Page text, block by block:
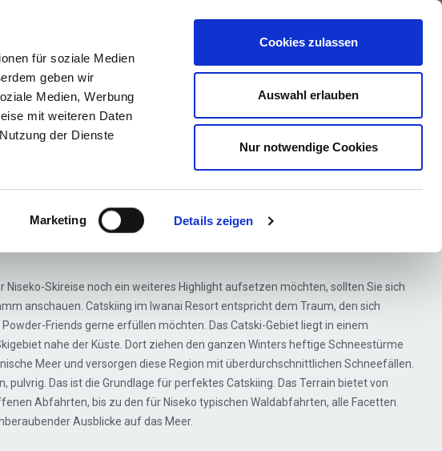
für soziale Medien
geben wir
Medien, Werbung
mit weiteren Daten
der Dienste
Marketing Details zeigen
Cookies zulassen
Auswahl erlauben
Nur notwendige Cookies
Anfragen
Japan
Niseko -
Niseko-Skireise noch ein weiteres Highlight aufsetzen möchten, sollten Sie sich
anschauen. Catskiing im Iwanai Resort entspricht dem Traum, den sich
Friends gerne erfüllen möchten. Das Catski-Gebiet liegt in einem
nahe der Küste. Dort ziehen den ganzen Winters heftige Schneestürme
Meer und versorgen diese Region mit überdurchschnittlichen Schneefällen.
pulvrig. Das ist die Grundlage für perfektes Catskiing. Das Terrain bietet von
Abfahrten, bis zu den für Niseko typischen Waldabfahrten, alle Facetten.
Ausblicke auf das Meer.